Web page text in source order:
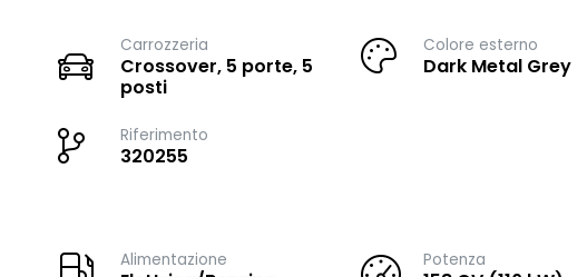
Carrozzeria
Crossover, 5 porte, 5
posti
Colore esterno
Dark Metal Grey
Riferimento
320255
Alimentazione Potenza